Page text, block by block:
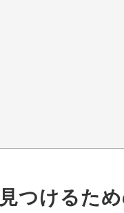
つけるた